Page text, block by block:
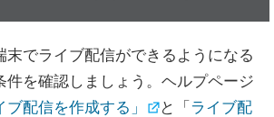
末でライブ配信ができるようになる
件を確認しましょう。ヘルプページ
ブ配信を作成する」
と「 ライブ配